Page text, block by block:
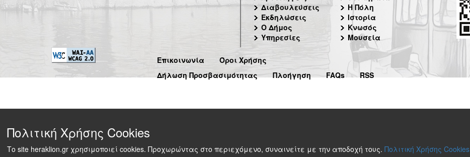
Διαβουλεύσεις
Εκδηλώσεις
Ο Δήμος
Υπηρεσίες
Η Πόλη
Ιστορία
Κνωσός
Μουσεία
Επικοινωνία
Όροι Χρήσης
Δήλωση Προσβασιμότητας
Πλοήγηση FAQs RSS
Πολιτική Χρήσης Cookies
Το site heraklion.gr χρησιμοποιεί cookies. Προχωρώντας στο περιεχόμενο, συναινείτε με την αποδοχή τους. Πολιτική Χρήσης Cookies